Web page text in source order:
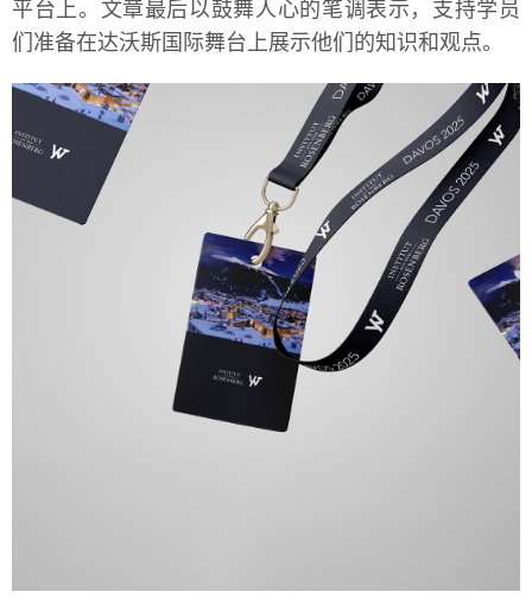
平台上。文章最后以鼓舞人心的笔调表示，支持学员
们准备在达沃斯国际舞台上展示他们的知识和观点。